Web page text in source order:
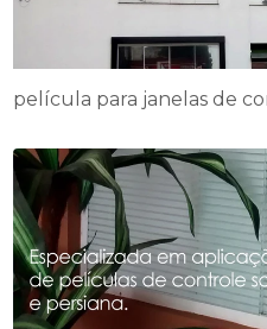
película para janelas de